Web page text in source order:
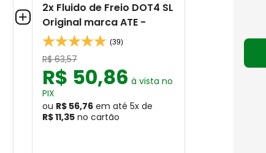
2x Fluido de Freio DOT4 SL
Original marca ATE -
(39)
R$ 63,57
R$ 50,86 à vista no
PIX
ou R$ 56,76 em até 5x de
R$ 11,35 no cartão